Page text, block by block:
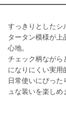
すっきりとしたシ
タータン模様が
心地。
チェック柄ながら
になりにくい実用
日常使いにぴっ
ュな装いを楽しめ